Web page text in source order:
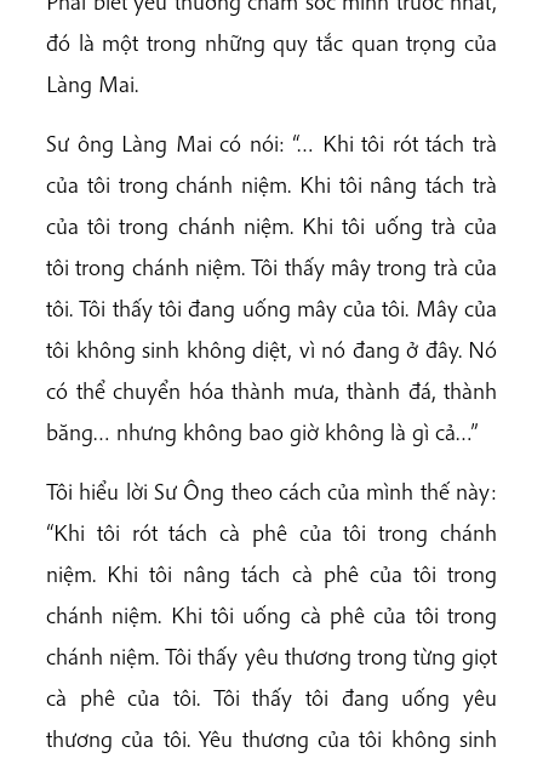
đó là một trong những quy tắc quan trọng của
Làng Mai.
Sư ông Làng Mai có nói: “… Khi tôi rót tách trà
của tôi trong chánh niệm. Khi tôi nâng tách trà
của tôi trong chánh niệm. Khi tôi uống trà của
tôi trong chánh niệm. Tôi thấy mây trong trà của
tôi. Tôi thấy tôi đang uống mây của tôi. Mây của
tôi không sinh không diệt, vì nó đang ở đây. Nó
có thể chuyển hóa thành mưa, thành đá, thành
băng… nhưng không bao giờ không là gì cả…”
Tôi hiểu lời Sư Ông theo cách của mình thế này:
“Khi tôi rót tách cà phê của tôi trong chánh
niệm. Khi tôi nâng tách cà phê của tôi trong
chánh niệm. Khi tôi uống cà phê của tôi trong
chánh niệm. Tôi thấy yêu thương trong từng giọt
cà phê của tôi. Tôi thấy tôi đang uống yêu
thương của tôi. Yêu thương của tôi không sinh